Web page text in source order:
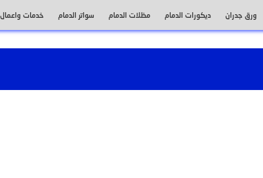
ورق جدران ديكورات الدمام مظلات الدمام سواتر الدمام خدمات